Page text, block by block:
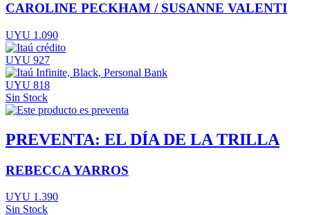
CAROLINE PECKHAM / SUSANNE VALENTI
UYU 1.090
UYU 927
UYU 818
Sin Stock
PREVENTA: EL DÍA DE LA TRILLA
REBECCA YARROS
UYU 1.390
Sin Stock